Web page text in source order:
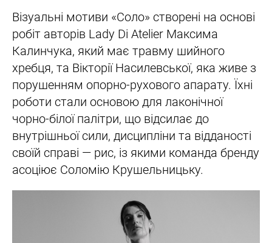
Візуальні мотиви «Соло» створені на основі
робіт авторів Lady Di Atelier Максима
Калинчука, який має травму шийного
хребця, та Вікторії Насилевської, яка живе з
порушенням опорно-рухового апарату. Їхні
роботи стали основою для лаконічної
чорно-білої палітри, що відсилає до
внутрішньої сили, дисципліни та відданості
своїй справі — рис, із якими команда бренду
асоціює Соломію Крушельницьку.